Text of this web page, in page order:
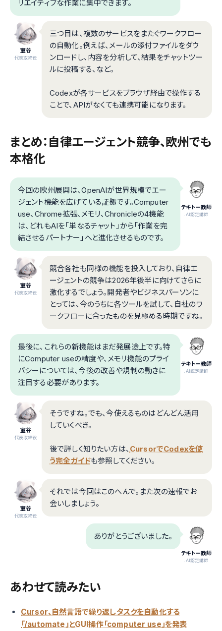
リエイティブな作業に集中できます。
室谷
代表取締役
三つ目は、複数のサービスをまたぐワークフロー
の自動化。例えば、メールの添付ファイルをダウ
ンロードし、内容を分析して、結果をチャットツー
ルに投稿する、など。
Codexが各サービスをブラウザ経由で操作する
ことで、APIがなくても連携可能になります。
まとめ：自律エージェント競争、欧州でも
本格化
テキトー教師
.AI認定講師
今回の欧州展開は、OpenAIが世界規模でエー
ジェント機能を広げている証拠です。Computer
use、Chrome拡張、メモリ、Chronicleの4機能
は、どれもAIを「単なるチャット」から「作業を完
結させるパートナー」へと進化させるものです。
室谷
代表取締役
競合各社も同様の機能を投入しており、自律エ
ージェントの競争は2026年後半に向けてさらに
激化するでしょう。開発者やビジネスパーソンに
とっては、今のうちに各ツールを試して、自社のワ
ークフローに合ったものを見極める時期ですね。
テキトー教師
.AI認定講師
最後に、これらの新機能はまだ発展途上です。特
にComputer useの精度や、メモリ機能のプライ
バシーについては、今後の改善や規制の動きに
注目する必要があります。
室谷
代表取締役
そうですね。でも、今使えるものはどんどん活用
していくべき。
後で詳しく知りたい方は、 CursorでCodexを使
う完全ガイドも参照してください。
室谷
代表取締役
それでは今回はこのへんで。また次の速報でお
会いしましょう。
テキトー教師
.AI認定講師
ありがとうございました。
あわせて読みたい
Cursor、自然言語で繰り返しタスクを自動化する
「/automate」とGUI操作「computer use」を発表